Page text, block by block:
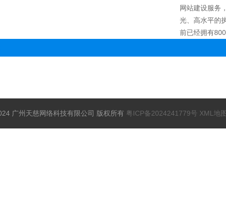
网站建设服务
光、高水平的
前已经拥有
广州天慈网络科技有限公司 版权所有 粤ICP备2024241779号 XML地图